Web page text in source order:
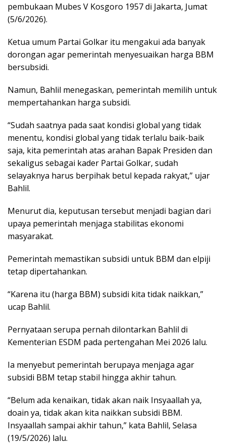
pembukaan Mubes V Kosgoro 1957 di Jakarta, Jumat
(5/6/2026).
Ketua umum Partai Golkar itu mengakui ada banyak
dorongan agar pemerintah menyesuaikan harga BBM
bersubsidi.
Namun, Bahlil menegaskan, pemerintah memilih untuk
mempertahankan harga subsidi.
“Sudah saatnya pada saat kondisi global yang tidak
menentu, kondisi global yang tidak terlalu baik-baik
saja, kita pemerintah atas arahan Bapak Presiden dan
sekaligus sebagai kader Partai Golkar, sudah
selayaknya harus berpihak betul kepada rakyat,” ujar
Bahlil.
Menurut dia, keputusan tersebut menjadi bagian dari
upaya pemerintah menjaga stabilitas ekonomi
masyarakat.
Pemerintah memastikan subsidi untuk BBM dan elpiji
tetap dipertahankan.
“Karena itu (harga BBM) subsidi kita tidak naikkan,”
ucap Bahlil.
Pernyataan serupa pernah dilontarkan Bahlil di
Kementerian ESDM pada pertengahan Mei 2026 lalu.
Ia menyebut pemerintah berupaya menjaga agar
subsidi BBM tetap stabil hingga akhir tahun.
“Belum ada kenaikan, tidak akan naik Insyaallah ya,
doain ya, tidak akan kita naikkan subsidi BBM.
Insyaallah sampai akhir tahun,” kata Bahlil, Selasa
(19/5/2026) lalu.